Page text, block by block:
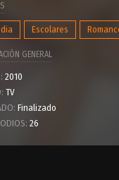
Escolares
GENERAL
2010
TV
Finalizado
26